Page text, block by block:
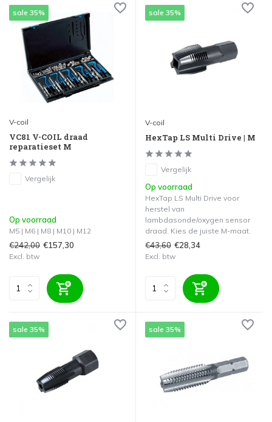
sale 35%
V-coil
VC81 V-COIL draad
reparatieset M
Vergelijk
Op voorraad
M5 | M6 | M8 | M10 | M12
€242,00 €157,30
Excl. btw
sale 35%
V-coil
HexTap LS Multi Drive | M
Vergelijk
Op voorraad
HexTap LS Multi Drive voor
herstel van
lambdasonde/oxygen sensor
draad. Kies de juiste M-maat.
€43,60 €28,34
Excl. btw
sale 35% sale 35%